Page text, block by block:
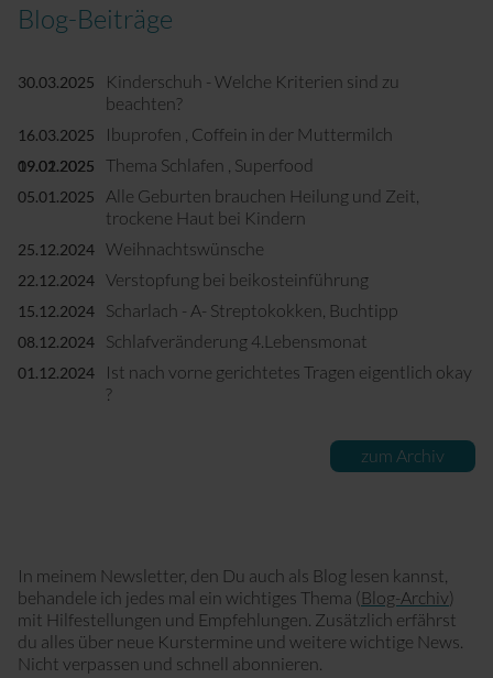
Blog-Beiträge
30.03.2025
Kinderschuh - Welche Kriterien sind zu
beachten?
16.03.2025 Ibuprofen , Coffein in der Muttermilch
09.02.2025
19.01.2025 Thema Schlafen , Superfood
05.01.2025
Alle Geburten brauchen Heilung und Zeit,
trockene Haut bei Kindern
25.12.2024 Weihnachtswünsche
22.12.2024 Verstopfung bei beikosteinführung
15.12.2024 Scharlach - A- Streptokokken, Buchtipp
08.12.2024 Schlafveränderung 4.Lebensmonat
01.12.2024
Ist nach vorne gerichtetes Tragen eigentlich okay
?
zum Archiv
In meinem Newsletter, den Du auch als Blog lesen kannst,
behandele ich jedes mal ein wichtiges Thema (Blog-Archiv)
mit Hilfestellungen und Empfehlungen. Zusätzlich erfährst
du alles über neue Kurstermine und weitere wichtige News.
Nicht verpassen und schnell abonnieren.